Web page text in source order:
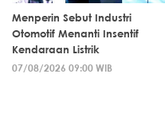
Menperin Sebut Industri
Otomotif Menanti Insentif
Kendaraan Listrik
07/08/2026 09:00 WIB